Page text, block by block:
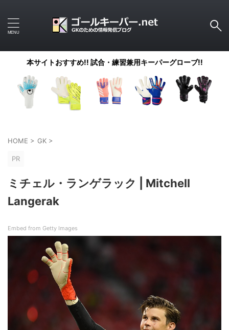
本サイトおすすめ!! 試合・練習兼用キーパーグローブ!!
HOME > GK >
PR
ミチェル・ランゲラック | Mitchell
Langerak
Embed from Getty Images